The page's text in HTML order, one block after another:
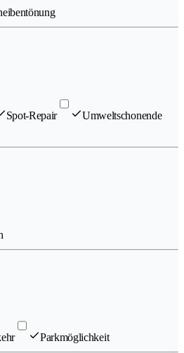
Spot-Repair
Umweltschonende
Parkmöglichkeit